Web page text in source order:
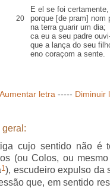
E el se foi certamente,
20 porque [de pram] nom
na terra guarir um dia;
ca eu a seu padre
que a lança do seu
eno coraçom a sente.
Aumentar letra ----- Diminuir
geral:
cujo sentido não é
(ou Colos, ou
1 ), escudeiro expulso da
que, em sentido